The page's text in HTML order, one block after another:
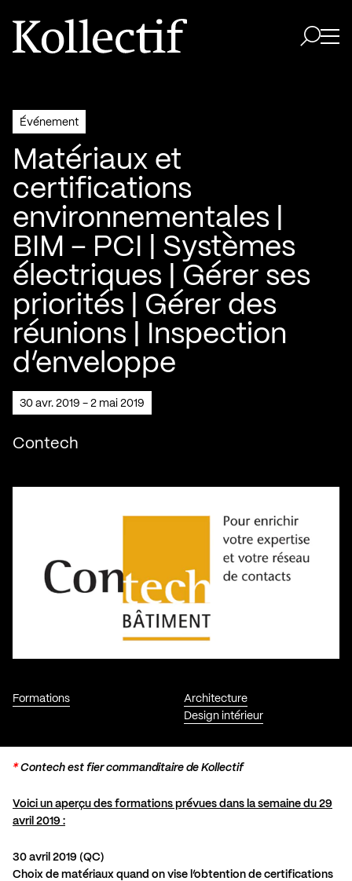
Aller à la page d'accueil
Logo Kollectif
Événement
Matériaux et
certifications
environnementales |
BIM – PCI | Systèmes
électriques | Gérer ses
priorités | Gérer des
réunions | Inspection
d’enveloppe
30 avr. 2019 - 2 mai 2019
Contech
Formations
Architecture
Design intérieur
* Contech est fier commanditaire de Kollectif
Voici un aperçu des formations prévues dans la semaine du 29
avril 2019 :
30 avril 2019 (QC)
Choix de matériaux quand on vise l’obtention de certifications